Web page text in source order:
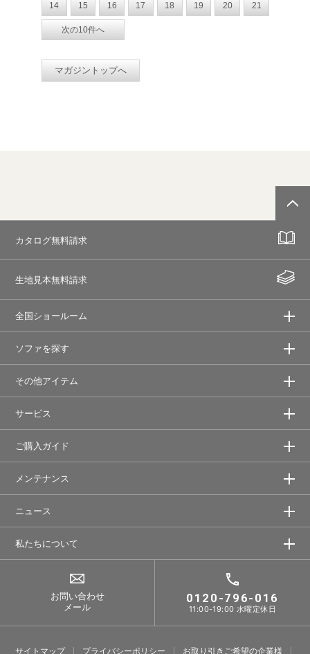
14 15 16 17 18 19 20 21
次の10件へ
マガジントップへ
カタログ無料請求
生地見本無料請求
全国ショールーム
ソファを探す
その他アイテム
サービス
ご購入ガイド
メンテナンス
ニュース
私たちについて
お問い合わせ
メール
0120-796-016
11:00-19:00 水曜定休日
サイトマップ プライバシーポリシー お取り引きご希望の企業様